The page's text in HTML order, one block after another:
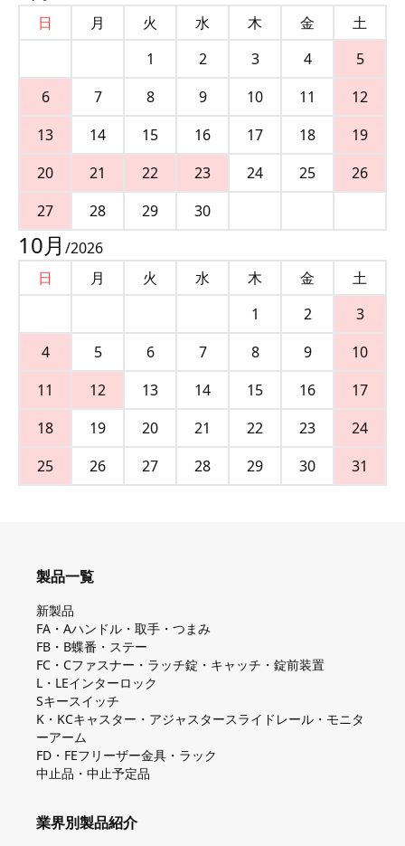
日
月 火 水 木 金
土
1
2 3 4
5
6
7 8 9 10 11
12
13
14 15 16 17 18
19
20
21 22 23 24 25
26
27
28 29 30
10月 /2026
日
月 火 水 木 金
土
1
2
3
4
5 6 7 8 9
10
11
12 13 14 15 16
17
18
19 20 21 22 23
24
25
26 27 28 29 30 31
製品一覧
新製品
FA・Aハンドル・取手・つまみ
FB・B蝶番・ステー
FC・Cファスナー・ラッチ錠・キャッチ・錠前装置
L・LEインターロック
Sキースイッチ
K・KCキャスター・アジャスタースライドレール・モニタ
ーアーム
FD・FEフリーザー金具・ラック
中止品・中止予定品
業界別製品紹介